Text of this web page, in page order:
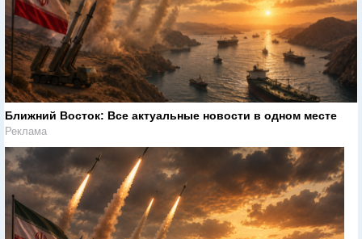
Ближний Восток: Все актуальные новости в одном месте
Реклама